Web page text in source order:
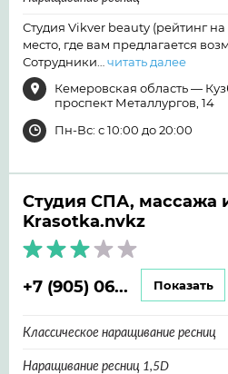
Студия Vikver beauty (рейтинг на
место, где вам предлагается
Сотрудники… читать далее
Кемеровская область —
проспект Металлургов, 14
Пн-Вс: с 10:00 до 20:00
Студия СПА, массажа
Krasotka.nvkz
+7 (905) 06... Показать
Классическое наращивание ресниц
Наращивание ресниц 1,5D